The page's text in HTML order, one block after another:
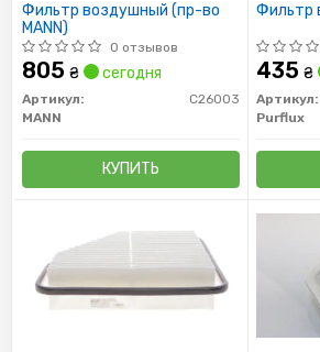
Фильтр воздушный (пр-во
MANN)
0 отзывов
805 ₴ сегодня
Артикул:
C26003
MANN
КУПИТЬ
Фильтр
435 ₴
Артикул:
Purflux